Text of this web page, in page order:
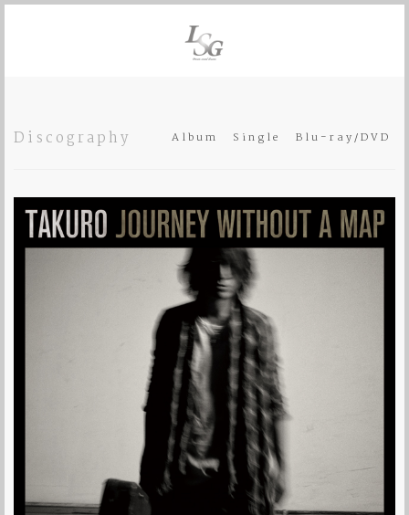
Discography Album Single Blu-ray/DVD